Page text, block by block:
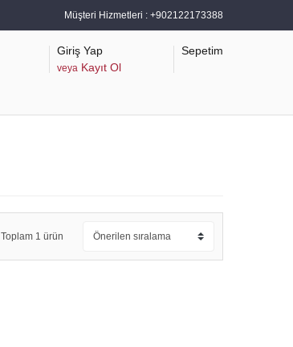
Müşteri Hizmetleri : +902122173388
Giriş Yap
veya Kayıt Ol
Sepetim
Toplam 1 ürün